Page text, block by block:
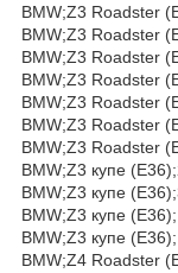
BMW;Z3 Roadster
BMW;Z3 Roadster
BMW;Z3 Roadster
BMW;Z3 Roadster
BMW;Z3 Roadster
BMW;Z3 Roadster
BMW;Z3 Roadster
BMW;Z3 купе
BMW;Z3 купе
BMW;Z3 купе
BMW;Z3 купе
BMW;Z4 Roadster